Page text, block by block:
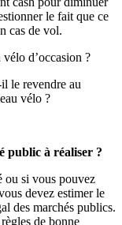
le fait que ce
cas de vol.
d’occasion ?
le revendre au
vélo ?
public à réaliser ?
ou si vous pouvez
devez estimer le
des marchés publics.
de bonne